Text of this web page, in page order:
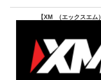
【XM （エックスエム）